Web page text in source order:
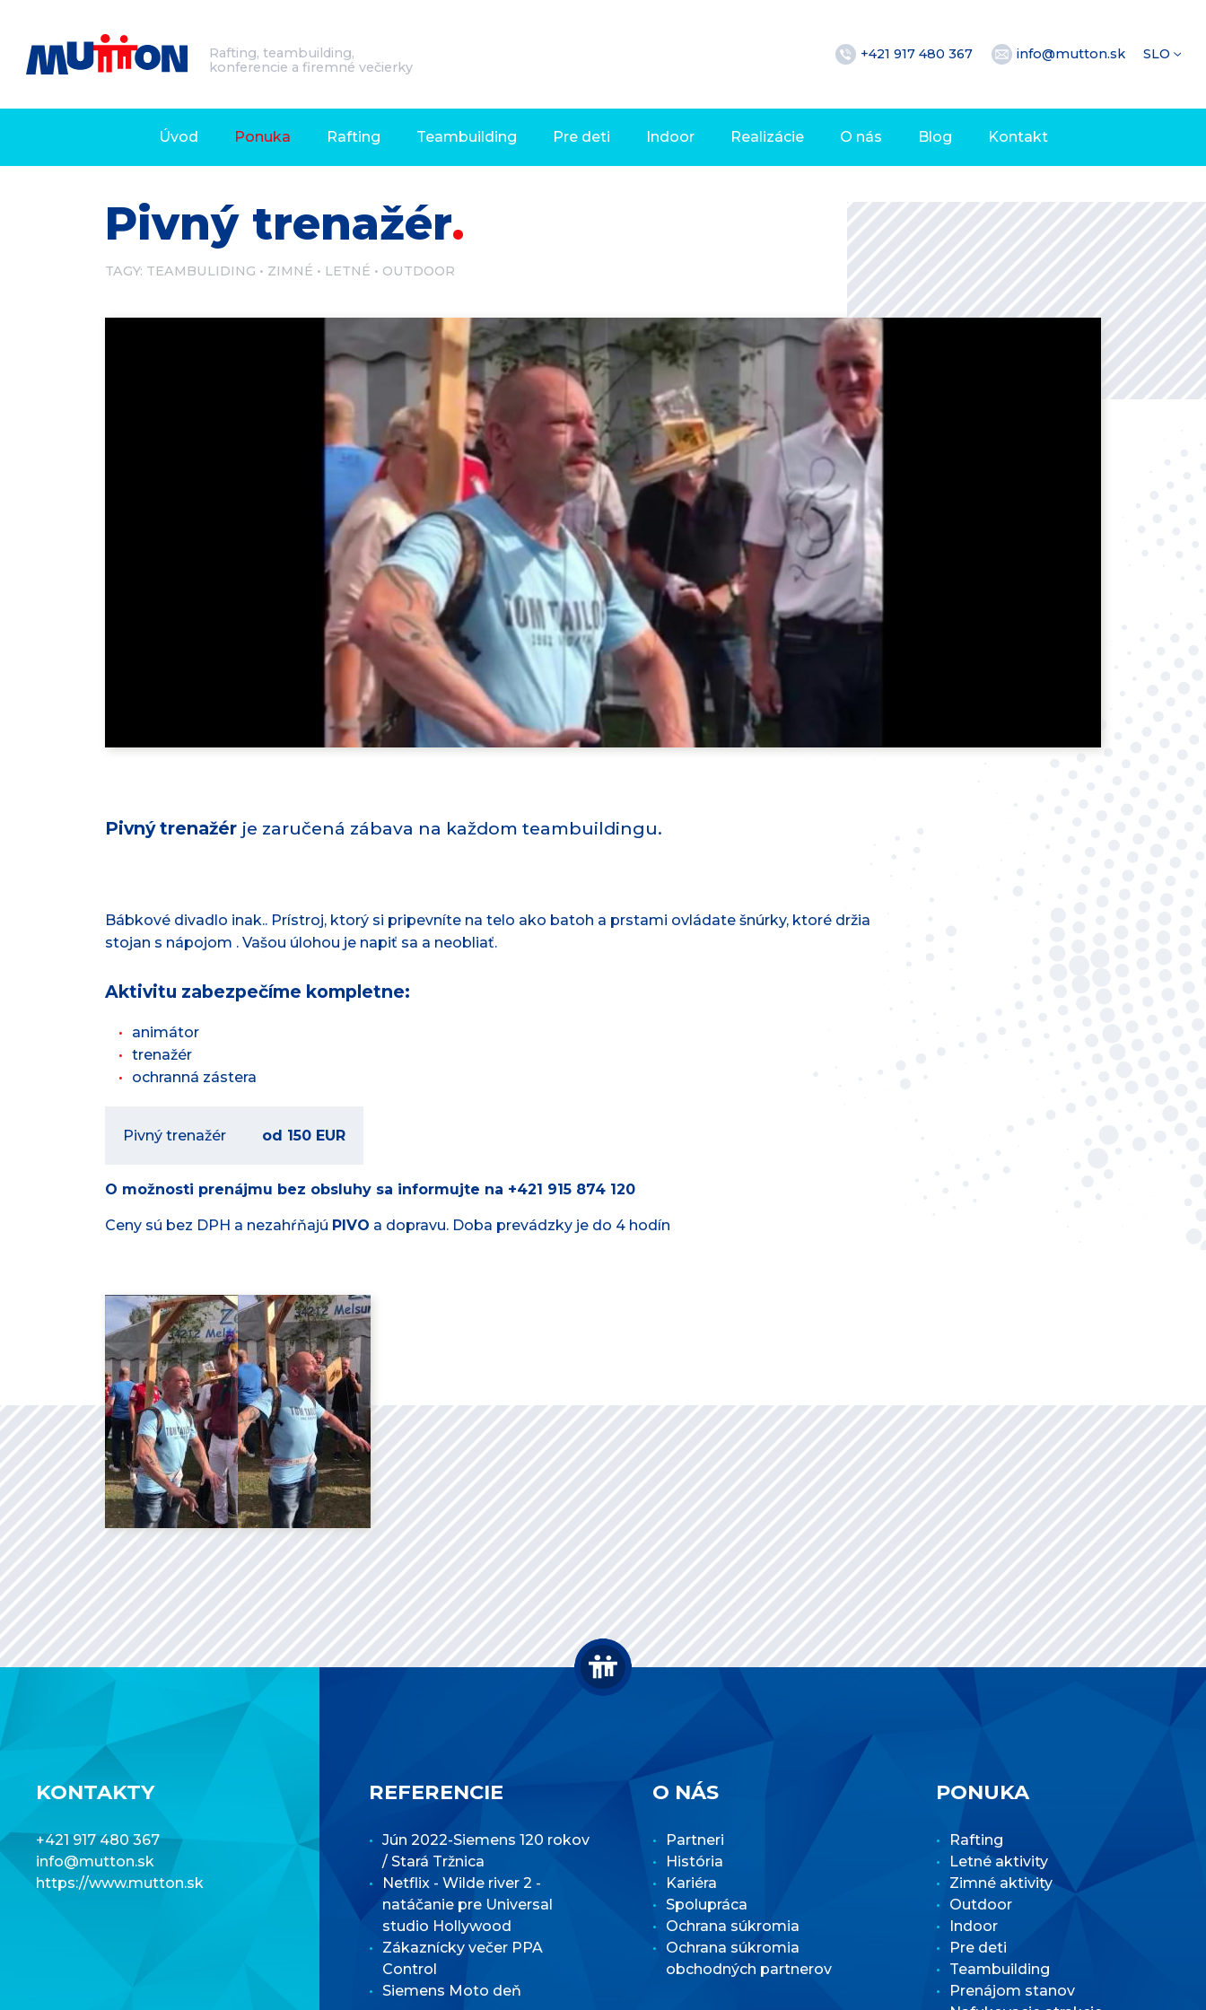
Rafting, teambuilding,
konferencie a firemné večierky
+421 917 480 367 info@mutton.sk SLO
Úvod Ponuka Rafting Teambuilding Pre deti Indoor Realizácie O nás Blog Kontakt
Pivný trenažér
TAGY: TEAMBULIDING ZIMNÉ LETNÉ OUTDOOR
Pivný trenažér je zaručená zábava na každom teambuildingu.
Bábkové divadlo inak.. Prístroj, ktorý si pripevníte na telo ako batoh a prstami ovládate šnúrky, ktoré držia
stojan s nápojom . Vašou úlohou je napiť sa a neobliať.
Aktivitu zabezpečíme kompletne:
animátor
trenažér
ochranná zástera
Pivný trenažér od 150 EUR
O možnosti prenájmu bez obsluhy sa informujte na +421 915 874 120
Ceny sú bez DPH a nezahŕňajú PIVO a dopravu. Doba prevádzky je do 4 hodín
KONTAKTY
+421 917 480 367
info@mutton.sk
https://www.mutton.sk
REFERENCIE
Jún 2022-Siemens 120 rokov
/ Stará Tržnica
Netflix - Wilde river 2 -
natáčanie pre Universal
studio Hollywood
Zákaznícky večer PPA
Control
Siemens Moto deň
O NÁS
Partneri
História
Kariéra
Spolupráca
Ochrana súkromia
Ochrana súkromia
obchodných partnerov
PONUKA
Rafting
Letné aktivity
Zimné aktivity
Outdoor
Indoor
Pre deti
Teambuilding
Prenájom stanov